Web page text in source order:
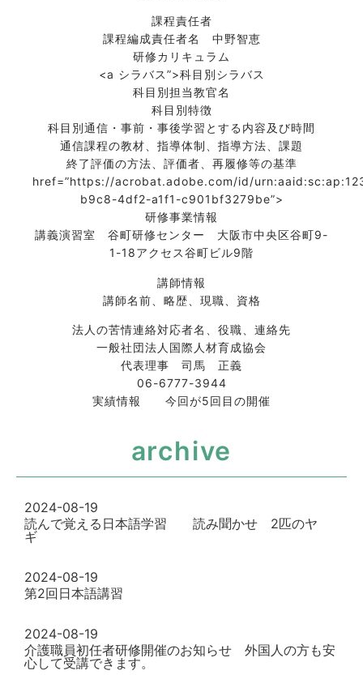
課程責任者
課程編成責任者名 中野智恵
研修カリキュラム
<a シラバス”>科目別シラバス
科目別担当教官名
科目別特徴
科目別通信・事前・事後学習とする内容及び時間
通信課程の教材、指導体制、指導方法、課題
終了評価の方法、評価者、再履修等の基準
href=”https://acrobat.adobe.com/id/
b9c8-4df2-a1f1-c901bf3279be”>
研修事業情報
講義演習室 谷町研修センター 大阪市中央区谷町9-
1-18アクセス谷町ビル9階
講師情報
講師名前、略歴、現職、資格
法人の苦情連絡対応者名、役職、連絡先
一般社団法人国際人材育成協会
代表理事 司馬 正義
06-6777-3944
実績情報 今回が5回目の開催
archive
2024-08-19
読んで覚える日本語学習 読み聞かせ 2匹のヤ
ギ
2024-08-19
第2回日本語講習
2024-08-19
介護職員初任者研修開催のお知らせ 外国人の方も安
心して受講できます。